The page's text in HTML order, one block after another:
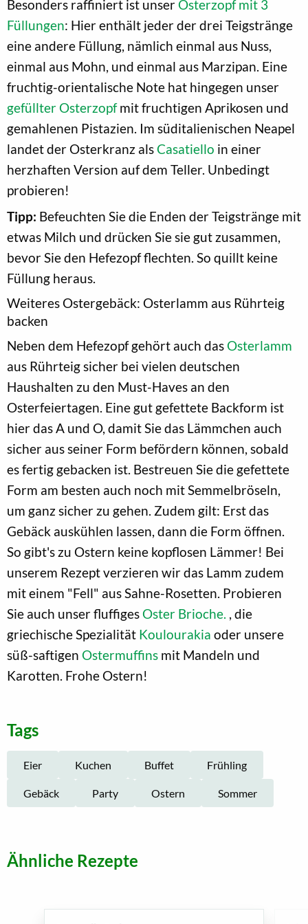
Besonders raffiniert ist unser Osterzopf mit 3
Füllungen: Hier enthält jeder der drei Teigstränge
eine andere Füllung, nämlich einmal aus Nuss,
einmal aus Mohn, und einmal aus Marzipan. Eine
fruchtig-orientalische Note hat hingegen unser
gefüllter Osterzopfmit fruchtigen Aprikosen und
gemahlenen Pistazien. Im süditalienischen Neapel
landet der Osterkranz alsCasatiello in einer
herzhaften Version auf dem Teller. Unbedingt
probieren!
Tipp: Befeuchten Sie die Enden der Teigstränge mit
etwas Milch und drücken Sie sie gut zusammen,
bevor Sie den Hefezopf flechten. So quillt keine
Füllung heraus.
Weiteres Ostergebäck: Osterlamm aus Rührteig
backen
Neben dem Hefezopf gehört auch das Osterlamm
aus Rührteig sicher bei vielen deutschen
Haushalten zu den Must-Haves an den
Osterfeiertagen. Eine gut gefettete Backform ist
hier das A und O, damit Sie das Lämmchen auch
sicher aus seiner Form befördern können, sobald
es fertig gebacken ist. Bestreuen Sie die gefettete
Form am besten auch noch mit Semmelbröseln,
um ganz sicher zu gehen. Zudem gilt: Erst das
Gebäck auskühlen lassen, dann die Form öffnen.
So gibt's zu Ostern keine kopflosen Lämmer! Bei
unserem Rezept verzieren wir das Lamm zudem
mit einem "Fell" aus Sahne-Rosetten. Probieren
Sie auch unser fluffiges Oster Brioche. , die
griechische Spezialität Koulourakia oder unsere
süß-saftigen Ostermuffins mit Mandeln und
Karotten. Frohe Ostern!
Tags
Eier Kuchen Buffet Frühling
Gebäck Party Ostern Sommer
Ähnliche Rezepte